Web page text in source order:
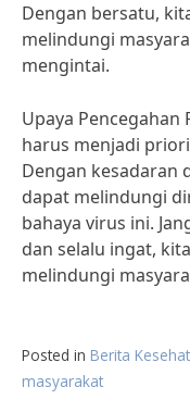
Dengan bersatu,
melindungi
mengintai.
Upaya
harus menjadi
Dengan kesadaran
dapat melindungi
bahaya virus ini.
dan selalu ingat,
melindungi
Posted in Berita
masyarakat